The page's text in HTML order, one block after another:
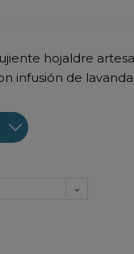
hojaldre
infusión de